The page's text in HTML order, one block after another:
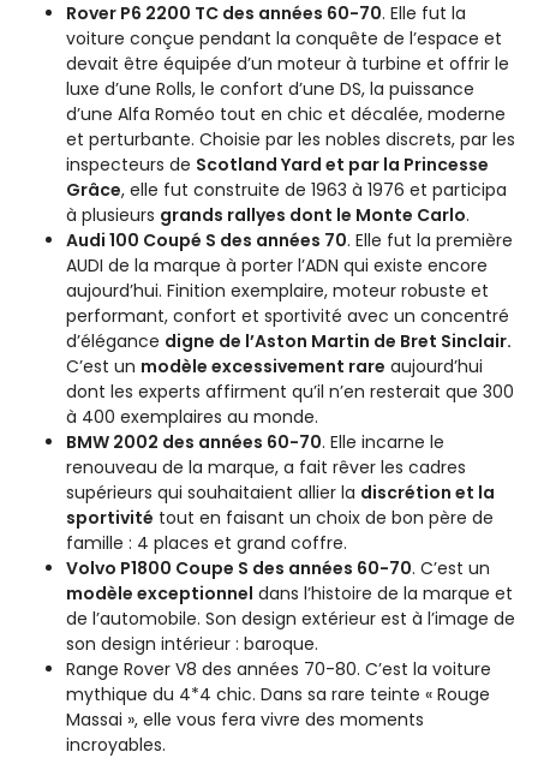
Rover P6 2200 TC des années 60-70. Elle fut la
voiture conçue pendant la conquête de l’espace et
devait être équipée d’un moteur à turbine et offrir le
luxe d’une Rolls, le confort d’une DS, la puissance
d’une Alfa Roméo tout en chic et décalée, moderne
et perturbante. Choisie par les nobles discrets, par les
inspecteurs de Scotland Yard et par la Princesse
Grâce, elle fut construite de 1963 à 1976 et participa
à plusieurs grands rallyes dont le Monte Carlo.
Audi 100 Coupé S des années 70. Elle fut la première
AUDI de la marque à porter l’ADN qui existe encore
aujourd’hui. Finition exemplaire, moteur robuste et
performant, confort et sportivité avec un concentré
d’élégance digne de l’Aston Martin de Bret Sinclair.
C’est un modèle excessivement rare aujourd’hui
dont les experts affirment qu’il n’en resterait que 300
à 400 exemplaires au monde.
BMW 2002 des années 60-70. Elle incarne le
renouveau de la marque, a fait rêver les cadres
supérieurs qui souhaitaient allier la discrétion et la
sportivité tout en faisant un choix de bon père de
famille : 4 places et grand coffre.
Volvo P1800 Coupe S des années 60-70. C’est un
modèle exceptionnel dans l’histoire de la marque et
de l’automobile. Son design extérieur est à l’image de
son design intérieur : baroque.
Range Rover V8 des années 70-80. C’est la voiture
mythique du 4*4 chic. Dans sa rare teinte « Rouge
Massai », elle vous fera vivre des moments
incroyables.